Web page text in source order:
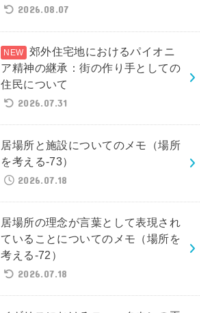
2026.08.07
郊外住宅地におけるパイオニ
ア精神の継承：街の作り手としての
住民について
2026.07.31
居場所と施設についてのメモ（場所
を考える-73）
2026.07.18
居場所の理念が言葉として表現され
ていることについてのメモ（場所を
考える-72）
2026.07.18